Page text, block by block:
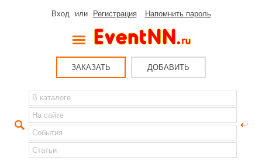
Вход или Регистрация Напомнить пароль
ЗАКАЗАТЬ ДОБАВИТЬ